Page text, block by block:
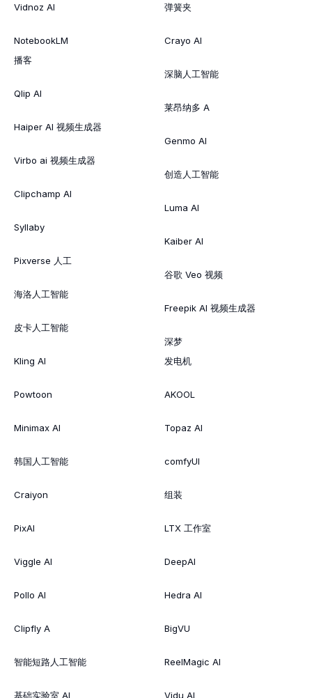
Vidnoz AI
NotebookLM
播客
Qlip AI
Haiper AI 视频生成器
Virbo ai 视频生成器
Clipchamp AI
Syllaby
Pixverse 人工
海洛人工智能
皮卡人工智能
Kling AI
Powtoon
Minimax AI
韩国人工智能
Craiyon
PixAI
Viggle AI
Pollo AI
Clipfly A
智能短路人工智能
基础实验室 AI
弹簧夹
Crayo AI
深脑人工智能
莱昂纳多 A
Genmo AI
创造人工智能
Luma AI
Kaiber AI
谷歌 Veo 视频
Freepik AI 视频生成器
深梦
发电机
AKOOL
Topaz AI
comfyUI
组装
LTX 工作室
DeepAI
Hedra AI
BigVU
ReelMagic AI
Vidu AI